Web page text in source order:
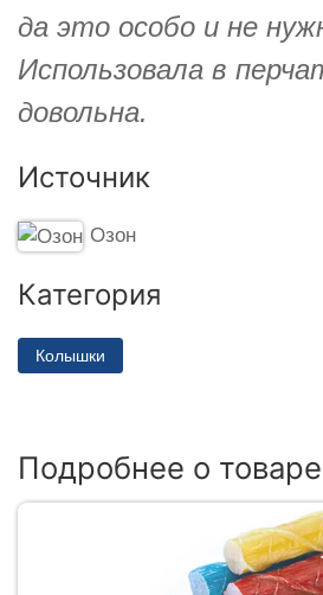
да это особо и не
Использовала в
довольна.
Источник
Озон
Категория
Колышки
Подробнее о товаре